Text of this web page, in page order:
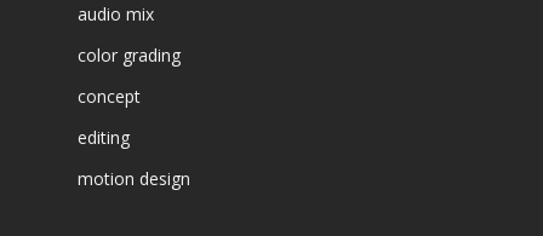
audio mix
color grading
concept
editing
motion design